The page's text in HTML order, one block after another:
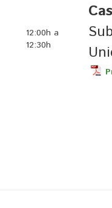
12:00h a
12:30h